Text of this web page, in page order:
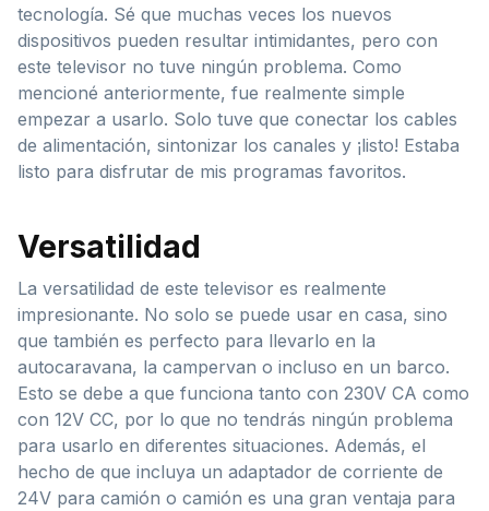
tecnología. Sé que muchas veces los nuevos
dispositivos pueden resultar intimidantes, pero con
este televisor no tuve ningún problema. Como
mencioné anteriormente, fue realmente simple
empezar a usarlo. Solo tuve que conectar los cables
de alimentación, sintonizar los canales y ¡listo! Estaba
listo para disfrutar de mis programas favoritos.
Versatilidad
La versatilidad de este televisor es realmente
impresionante. No solo se puede usar en casa, sino
que también es perfecto para llevarlo en la
autocaravana, la campervan o incluso en un barco.
Esto se debe a que funciona tanto con 230V CA como
con 12V CC, por lo que no tendrás ningún problema
para usarlo en diferentes situaciones. Además, el
hecho de que incluya un adaptador de corriente de
24V para camión o camión es una gran ventaja para